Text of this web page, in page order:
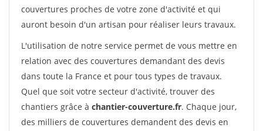
couvertures proches de votre zone d'activité et qui
auront besoin d'un artisan pour réaliser leurs travaux.
L'utilisation de notre service permet de vous mettre en
relation avec des couvertures demandant des devis
dans toute la France et pour tous types de travaux.
Quel que soit votre secteur d'activité, trouver des
chantiers grâce à chantier-couverture.fr. Chaque jour,
des milliers de couvertures demandent des devis en